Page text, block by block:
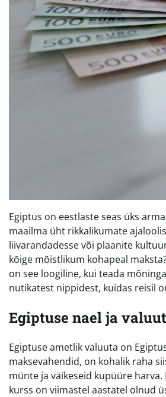
Egiptus on eestlaste seas üks
maailma üht rikkalikumate
liivarandadesse või plaanite
kõige mõistlikum kohapeal
on see loogiline, kui teada
nutikatest nippidest, kuidas reisil
Egiptuse nael ja
Egiptuse ametlik valuuta on
maksevahendid, on kohalik raha
münte ja väikeseid kupüüre
kurss on viimastel aastatel olnud